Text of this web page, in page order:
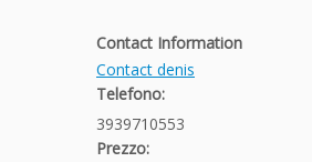
Contact Information
Contact denis
Telefono:
3939710553
Prezzo: